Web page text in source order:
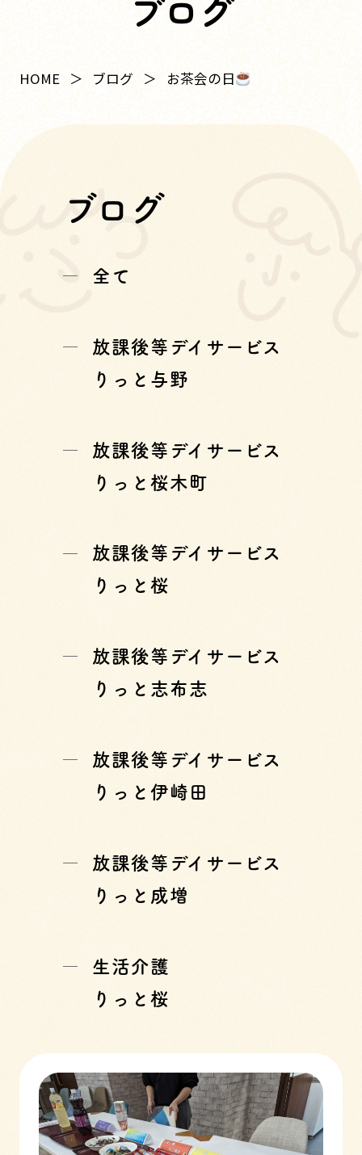
ブログ
HOME ブログ お茶会の日
ブログ
全て
放課後等デイサービス
りっと与野
放課後等デイサービス
りっと桜木町
放課後等デイサービス
りっと桜
放課後等デイサービス
りっと志布志
放課後等デイサービス
りっと伊崎田
放課後等デイサービス
りっと成増
生活介護
りっと桜